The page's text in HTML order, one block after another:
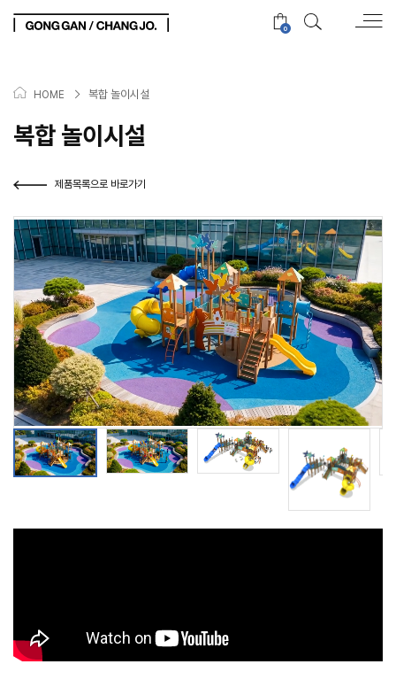
0
HOME > 복합 놀이시설
복합 놀이시설
제품목록으로 바로가기